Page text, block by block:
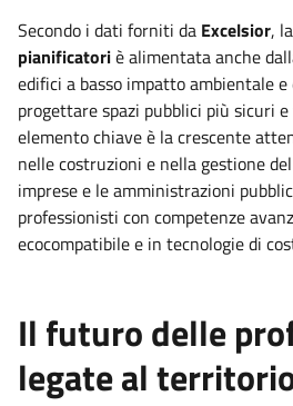
Secondo i dati forniti da Excelsior, la
pianificatoriè alimentata anche
edifici a basso impatto ambientale
progettare spazi pubblici più sicuri
elemento chiave è la crescente
nelle costruzioni e nella gestione
imprese e le amministrazioni
professionisti con competenze
ecocompatibile e in tecnologie di
Il futuro delle
legate al